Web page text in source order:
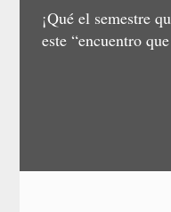
¡Qué el semestre
este “encuentro